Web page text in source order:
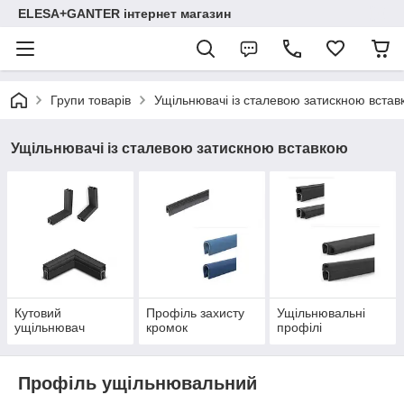
ELESA+GANTER інтернет магазин
Групи товарів Ущільнювачі із сталевою затискною
Ущільнювачі із сталевою затискною вставкою
Кутовий
ущільнювач
Профіль захисту
кромок
Ущільнювальні
профілі
Профіль ущільнювальний